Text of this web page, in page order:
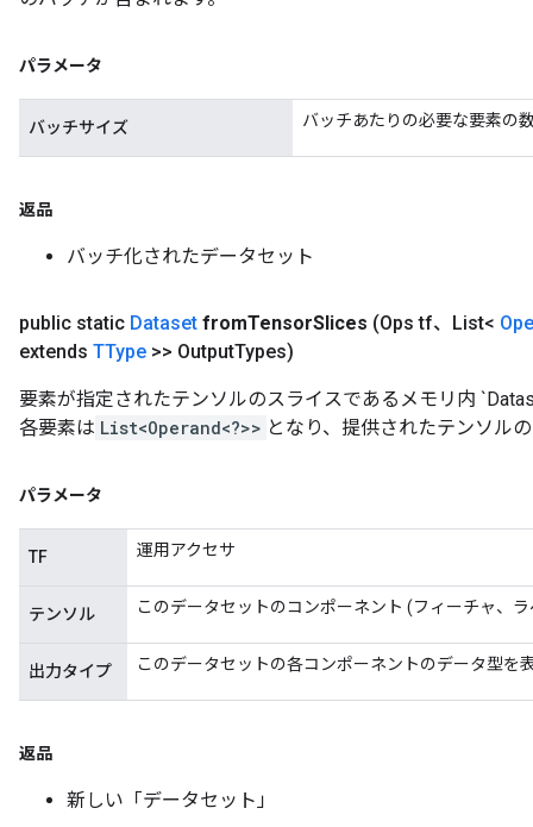
パラメータ
バッチサイズ バッチあたりの必要な要素の
返品
バッチ化されたデータセット
public static Dataset fromTensorSlices (Ops tf、List<
extends TType >> OutputTypes)
要素が指定されたテンソルのスライスであるメモリ内
各要素は List<Operand<?>> となり、提供されたテンソル
パラメータ
TF 運用アクセサ
テンソル このデータセットのコンポーネント (フィーチャ、
出力タイプ このデータセットの各コンポーネントのデータ型を
返品
新しい「データセット」